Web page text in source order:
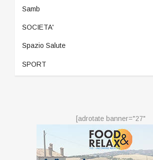
Samb
SOCIETA'
Spazio Salute
SPORT
[adrotate banner="27"